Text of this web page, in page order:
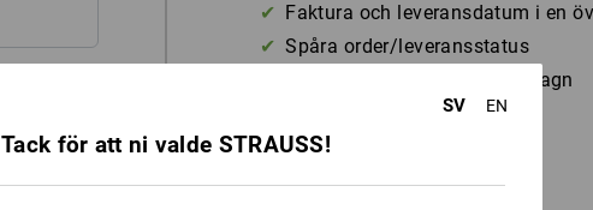
Faktura och leveransdatum i en
Spåra order/leveransstatus
Spara önskelistor och kundvagn
SV EN
Tack för att ni valde STRAUSS!